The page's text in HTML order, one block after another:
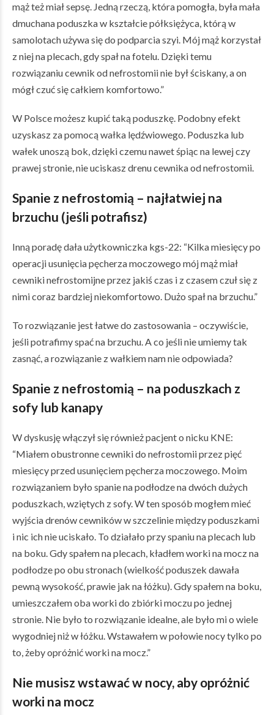
mąż też miał sepsę. Jedną rzeczą, która pomogła, była mała
dmuchana poduszka w kształcie półksiężyca, którą w
samolotach używa się do podparcia szyi. Mój mąż korzystał
z niej na plecach, gdy spał na fotelu. Dzięki temu
rozwiązaniu cewnik od nefrostomii nie był ściskany, a on
mógł czuć się całkiem komfortowo.”
W Polsce możesz kupić taką poduszkę. Podobny efekt
uzyskasz za pomocą wałka lędźwiowego. Poduszka lub
wałek unoszą bok, dzięki czemu nawet śpiąc na lewej czy
prawej stronie, nie uciskasz drenu cewnika od nefrostomii.
Spanie z nefrostomią – najłatwiej na
brzuchu (jeśli potrafisz)
Inną poradę dała użytkowniczka kgs-22: “Kilka miesięcy po
operacji usunięcia pęcherza moczowego mój mąż miał
cewniki nefrostomijne przez jakiś czas i z czasem czuł się z
nimi coraz bardziej niekomfortowo. Dużo spał na brzuchu.”
To rozwiązanie jest łatwe do zastosowania – oczywiście,
jeśli potrafimy spać na brzuchu. A co jeśli nie umiemy tak
zasnąć, a rozwiązanie z wałkiem nam nie odpowiada?
Spanie z nefrostomią – na poduszkach z
sofy lub kanapy
W dyskusję włączył się również pacjent o nicku KNE:
“Miałem obustronne cewniki do nefrostomii przez pięć
miesięcy przed usunięciem pęcherza moczowego. Moim
rozwiązaniem było spanie na podłodze na dwóch dużych
poduszkach, wziętych z sofy. W ten sposób mogłem mieć
wyjścia drenów cewników w szczelinie między poduszkami
i nic ich nie uciskało. To działało przy spaniu na plecach lub
na boku. Gdy spałem na plecach, kładłem worki na mocz na
podłodze po obu stronach (wielkość poduszek dawała
pewną wysokość, prawie jak na łóżku). Gdy spałem na boku,
umieszczałem oba worki do zbiórki moczu po jednej
stronie. Nie było to rozwiązanie idealne, ale było mi o wiele
wygodniej niż w łóżku. Wstawałem w połowie nocy tylko po
to, żeby opróżnić worki na mocz.”
Nie musisz wstawać w nocy, aby opróżnić
worki na mocz